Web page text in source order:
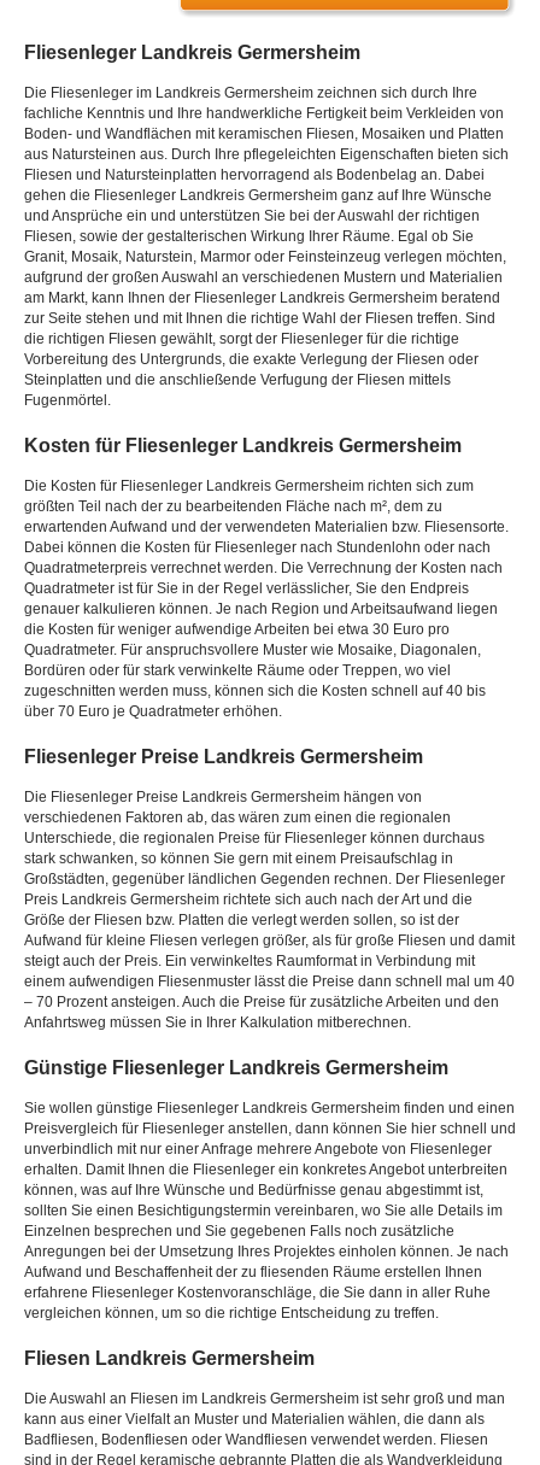
Fliesenleger Landkreis Germersheim
Die Fliesenleger im Landkreis Germersheim zeichnen sich durch Ihre
fachliche Kenntnis und Ihre handwerkliche Fertigkeit beim Verkleiden von
Boden- und Wandflächen mit keramischen Fliesen, Mosaiken und Platten
aus Natursteinen aus. Durch Ihre pflegeleichten Eigenschaften bieten sich
Fliesen und Natursteinplatten hervorragend als Bodenbelag an. Dabei
gehen die Fliesenleger Landkreis Germersheim ganz auf Ihre Wünsche
und Ansprüche ein und unterstützen Sie bei der Auswahl der richtigen
Fliesen, sowie der gestalterischen Wirkung Ihrer Räume. Egal ob Sie
Granit, Mosaik, Naturstein, Marmor oder Feinsteinzeug verlegen möchten,
aufgrund der großen Auswahl an verschiedenen Mustern und Materialien
am Markt, kann Ihnen der Fliesenleger Landkreis Germersheim beratend
zur Seite stehen und mit Ihnen die richtige Wahl der Fliesen treffen. Sind
die richtigen Fliesen gewählt, sorgt der Fliesenleger für die richtige
Vorbereitung des Untergrunds, die exakte Verlegung der Fliesen oder
Steinplatten und die anschließende Verfugung der Fliesen mittels
Fugenmörtel.
Kosten für Fliesenleger Landkreis Germersheim
Die Kosten für Fliesenleger Landkreis Germersheim richten sich zum
größten Teil nach der zu bearbeitenden Fläche nach m², dem zu
erwartenden Aufwand und der verwendeten Materialien bzw. Fliesensorte.
Dabei können die Kosten für Fliesenleger nach Stundenlohn oder nach
Quadratmeterpreis verrechnet werden. Die Verrechnung der Kosten nach
Quadratmeter ist für Sie in der Regel verlässlicher, Sie den Endpreis
genauer kalkulieren können. Je nach Region und Arbeitsaufwand liegen
die Kosten für weniger aufwendige Arbeiten bei etwa 30 Euro pro
Quadratmeter. Für anspruchsvollere Muster wie Mosaike, Diagonalen,
Bordüren oder für stark verwinkelte Räume oder Treppen, wo viel
zugeschnitten werden muss, können sich die Kosten schnell auf 40 bis
über 70 Euro je Quadratmeter erhöhen.
Fliesenleger Preise Landkreis Germersheim
Die Fliesenleger Preise Landkreis Germersheim hängen von
verschiedenen Faktoren ab, das wären zum einen die regionalen
Unterschiede, die regionalen Preise für Fliesenleger können durchaus
stark schwanken, so können Sie gern mit einem Preisaufschlag in
Großstädten, gegenüber ländlichen Gegenden rechnen. Der Fliesenleger
Preis Landkreis Germersheim richtete sich auch nach der Art und die
Größe der Fliesen bzw. Platten die verlegt werden sollen, so ist der
Aufwand für kleine Fliesen verlegen größer, als für große Fliesen und damit
steigt auch der Preis. Ein verwinkeltes Raumformat in Verbindung mit
einem aufwendigen Fliesenmuster lässt die Preise dann schnell mal um 40
– 70 Prozent ansteigen. Auch die Preise für zusätzliche Arbeiten und den
Anfahrtsweg müssen Sie in Ihrer Kalkulation mitberechnen.
Günstige Fliesenleger Landkreis Germersheim
Sie wollen günstige Fliesenleger Landkreis Germersheim finden und einen
Preisvergleich für Fliesenleger anstellen, dann können Sie hier schnell und
unverbindlich mit nur einer Anfrage mehrere Angebote von Fliesenleger
erhalten. Damit Ihnen die Fliesenleger ein konkretes Angebot unterbreiten
können, was auf Ihre Wünsche und Bedürfnisse genau abgestimmt ist,
sollten Sie einen Besichtigungstermin vereinbaren, wo Sie alle Details im
Einzelnen besprechen und Sie gegebenen Falls noch zusätzliche
Anregungen bei der Umsetzung Ihres Projektes einholen können. Je nach
Aufwand und Beschaffenheit der zu fliesenden Räume erstellen Ihnen
erfahrene Fliesenleger Kostenvoranschläge, die Sie dann in aller Ruhe
vergleichen können, um so die richtige Entscheidung zu treffen.
Fliesen Landkreis Germersheim
Die Auswahl an Fliesen im Landkreis Germersheim ist sehr groß und man
kann aus einer Vielfalt an Muster und Materialien wählen, die dann als
Badfliesen, Bodenfliesen oder Wandfliesen verwendet werden. Fliesen
sind in der Regel keramische gebrannte Platten die als Wandverkleidung